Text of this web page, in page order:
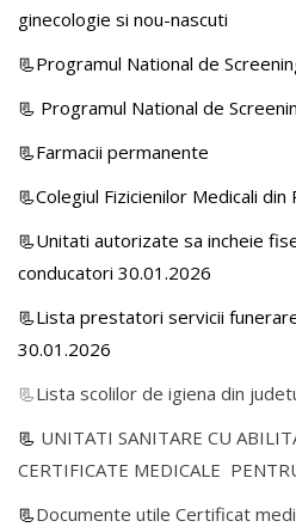
ginecologie si nou-nascuti
📃Programul National de
📃 Programul National de
📃Farmacii permanente
📃Colegiul Fizicienilor Medicali din
📃Unitati autorizate sa incheie
conducatori 30.01.2026
📃Lista prestatori servicii
30.01.2026
📃Lista scolilor de igiena din
📃 UNITATI SANITARE CU
CERTIFICATE MEDICALE
📃Documente utile Certificat